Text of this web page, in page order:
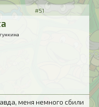
#51
меня немного сбили